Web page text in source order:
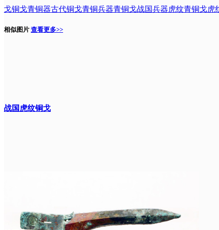
戈铜戈青铜器古代铜戈青铜兵器青铜戈战国兵器虎纹青铜戈虎
相似图片 查看更多>>
战国虎纹铜戈